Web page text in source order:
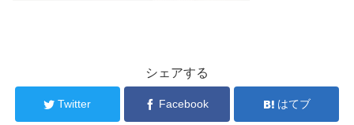
シェアする
Twitter Facebook はてブ